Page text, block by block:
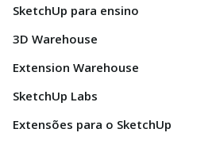
SketchUp para ensino
3D Warehouse
Extension Warehouse
SketchUp Labs
Extensões para o SketchUp